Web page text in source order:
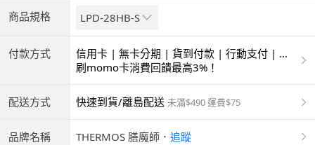
商品規格 LPD-28HB-S
付款方式
信用卡 | 無卡分期 | 貨到付款 | 行動支付 | 超
商付款 | ATM | 銀聯卡
刷momo卡消費回饋最高3%！
配送方式 快速到貨/離島配送 未滿$490 運費$75
品牌名稱 THERMOS 膳魔師 ． 追蹤